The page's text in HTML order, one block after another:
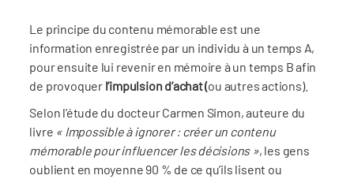
Le principe du contenu mémorable est une
information enregistrée par un individu à un temps A,
pour ensuite lui revenir en mémoire à un temps B afin
de provoquer l’impulsion d’achat (ou autres actions).
Selon l’étude du docteur Carmen Simon, auteure du
livre « Impossible à ignorer : créer un contenu
mémorable pour influencer les décisions », les gens
oublient en moyenne 90 % de ce qu’ils lisent ou